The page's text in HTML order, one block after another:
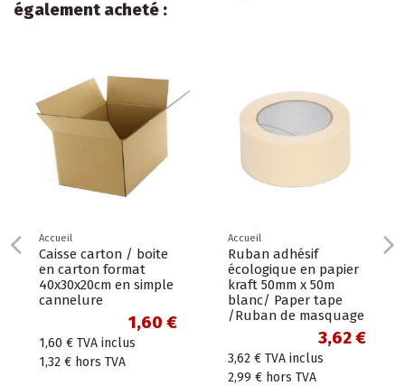
également acheté :
Accueil
Caisse carton / boite
en carton format
40x30x20cm en simple
cannelure
1,60 €
1,60 € TVA inclus
1,32 € hors TVA
Accueil
Ruban adhésif
écologique en papier
kraft 50mm x 50m
blanc/ Paper tape
/Ruban de masquage
3,62 €
3,62 € TVA inclus
2,99 € hors TVA